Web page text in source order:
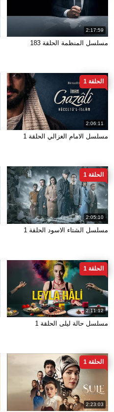
2:17:59
مسلسل المنظمة الحلقة 183
2:06:11
الحلقة 1
مسلسل الامام الغزالي الحلقة 1
2:05:10
الحلقة 1
مسلسل الشتاء الاسود الحلقة 1
2:11:12
الحلقة 1
مسلسل حالة ليلى الحلقة 1
2:23:03
الحلقة 1